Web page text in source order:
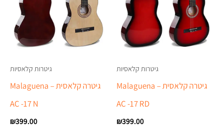
גיטרות קלאסיות
גיטרה קלאסית – Malaguena
AC -17 RD
₪399.00
גיטרות קלאסיות
גיטרה קלאסית – Malaguena
AC -17 N
₪399.00